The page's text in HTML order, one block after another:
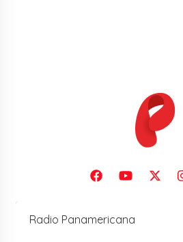
Radio Panamericana